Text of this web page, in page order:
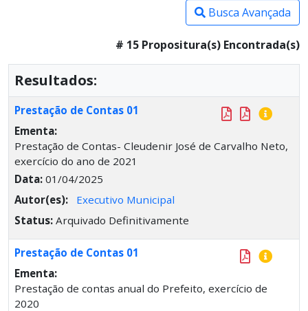
Busca Avançada
# 15 Propositura(s) Encontrada(s)
Resultados:
Prestação de Contas 01
Ementa:
Prestação de Contas- Cleudenir José de Carvalho Neto,
exercício do ano de 2021
Data: 01/04/2025
Autor(es):
Executivo Municipal
Status: Arquivado Definitivamente
Prestação de Contas 01
Ementa:
Prestação de contas anual do Prefeito, exercício de
2020